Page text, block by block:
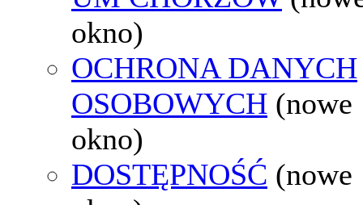
okno)
OCHRONA DANYCH
OSOBOWYCH (nowe
okno)
DOSTĘPNOŚĆ (nowe